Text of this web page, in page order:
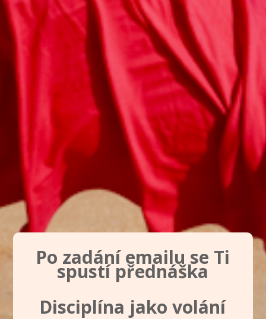
Po zadání emailu se Ti
spustí přednáška
Disciplína jako volání